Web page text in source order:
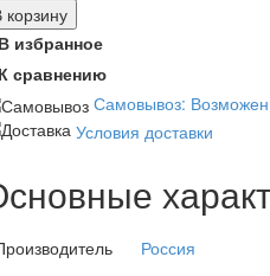
корзину
избранное
сравнению
Самовывоз: Возможен
Условия доставки
Россия